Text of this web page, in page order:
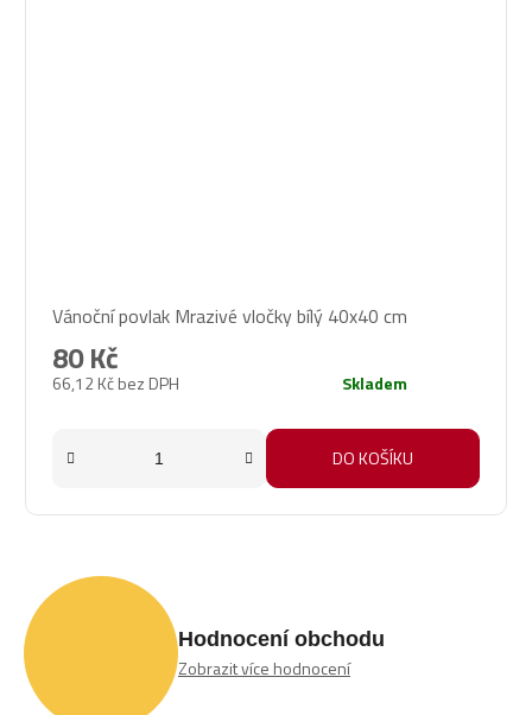
Vánoční povlak Mrazivé vločky bílý 40x40 cm
66,12 Kč bez DPH
80 Kč
Skladem
DO KOŠÍKU
Hodnocení obchodu
Zobrazit více hodnocení